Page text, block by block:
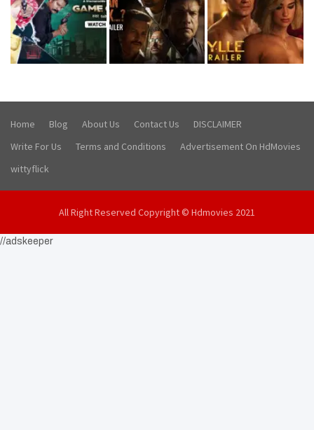
Home Blog About Us Contact Us
DISCLAIMER
Write For Us
Terms and Conditions
Advertisement On HdMovies
wittyflick
All Right Reserved Copyright © Hdmovies 2021
//adskeeper